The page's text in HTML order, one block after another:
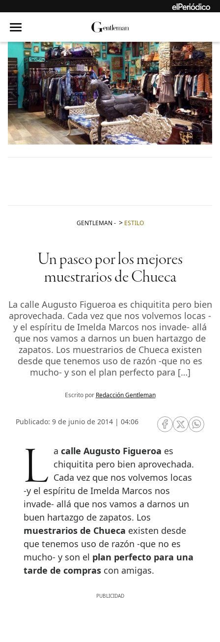
GENTLEMAN - ESTILO
Un paseo por los mejores
muestrarios de Chueca
La calle Augusto Figueroa es chiquitita pero bien
aprovechada. Cada vez que nos volvemos locas -
y el espíritu de Imelda Marcos nos invade- allá
que nos vamos a darnos un buen hartazgo de
zapatos. Los muestrarios de Chueca existen
desde que tenemos uso de razón -que no es
mucho- y son el plan perfecto para […]
Escrito por Redacción Gentleman
Publicado: 9 de junio de 2014 | 04:06
RRSS Facebook
RRSSRRSS
Lacalle Augusto Figueroa es
chiquitita pero bien aprovechada.
Cada vez que nos volvemos locas
-y el espíritu de Imelda Marcos nos
invade- allá que nos vamos a darnos un
buen hartazgo de zapatos. Los
muestrarios de Chueca existen desde
que tenemos uso de razón -que no es
mucho- y son el plan perfecto para una
tarde de compras con amigas.